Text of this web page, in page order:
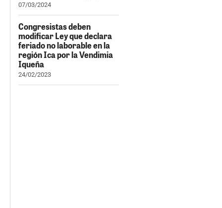
07/03/2024
Congresistas deben
modificar Ley que declara
feriado no laborable en la
región Ica por la Vendimia
Iqueña
24/02/2023